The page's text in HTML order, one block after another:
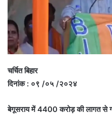
चर्चित बिहार
दिनांक : ०९ /०५ /२०२४
बेगूसराय में 4400 करोड़ की लागत से